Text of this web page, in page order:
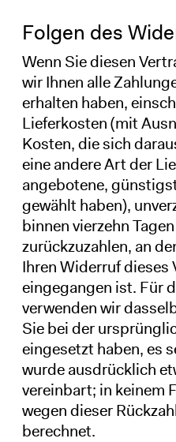
Folgen des
Wenn Sie diesen
wir Ihnen alle
erhalten haben,
Lieferkosten (mit
Kosten, die sich
eine andere Art der
angebotene,
gewählt haben),
binnen vierzehn
zurückzuzahlen, an
Ihren Widerruf dieses
eingegangen ist. Für
verwenden wir
Sie bei der
eingesetzt haben, es
wurde ausdrücklich
vereinbart; in keinem
wegen dieser
berechnet.